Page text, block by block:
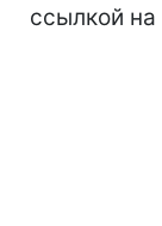
ссылкой на